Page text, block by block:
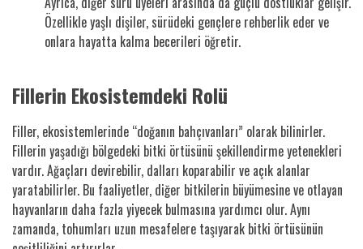
Özellikle yaşlı dişiler, sürüdeki gençlere rehberlik eder ve
onlara hayatta kalma becerileri öğretir.
Fillerin Ekosistemdeki Rolü
Filler, ekosistemlerinde “doğanın bahçıvanları” olarak bilinirler.
Fillerin yaşadığı bölgedeki bitki örtüsünü şekillendirme yetenekleri
vardır. Ağaçları devirebilir, dalları koparabilir ve açık alanlar
yaratabilirler. Bu faaliyetler, diğer bitkilerin büyümesine ve otlayan
hayvanların daha fazla yiyecek bulmasına yardımcı olur. Aynı
zamanda, tohumları uzun mesafelere taşıyarak bitki örtüsünün